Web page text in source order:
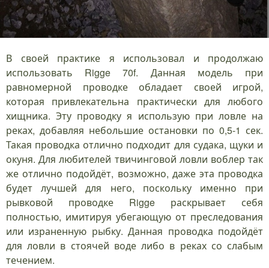
В своей практике я использовал и продолжаю
использовать Rigge 70f. Данная модель при
равномерной проводке обладает своей игрой,
которая привлекательна практически для любого
хищника. Эту проводку я использую при ловле на
реках, добавляя небольшие остановки по 0,5-1 сек.
Такая проводка отлично подходит для судака, щуки и
окуня. Для любителей твичинговой ловли воблер так
же отлично подойдёт, возможно, даже эта проводка
будет лучшей для него, поскольку именно при
рывковой проводке Rigge раскрывает себя
полностью, имитируя убегающую от преследования
или израненную рыбку. Данная проводка подойдёт
для ловли в стоячей воде либо в реках со слабым
течением.